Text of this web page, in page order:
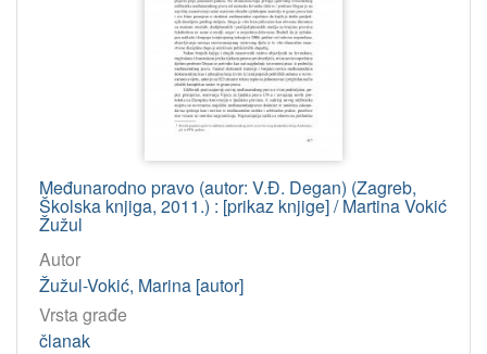
Međunarodno pravo (autor: V.Đ. Degan) (Zagreb,
Školska knjiga, 2011.) : [prikaz knjige] / Martina Vokić
Žužul
Autor
Žužul-Vokić, Marina [autor]
Vrsta građe
članak